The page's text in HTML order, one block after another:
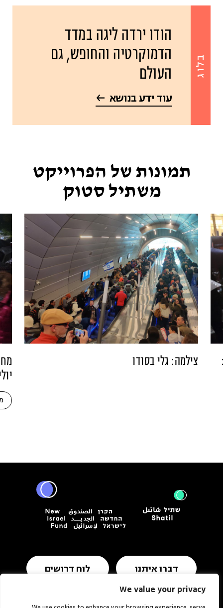
We value your privacy
בלוג
הודו ירדה ליגה במדד
הדמוקרטיה והחופש, גם
העולם
עוד ידע בנושא
תמונות של הפרוייקט
משתיל סטוק
צילמה: גלי בסודו
דברו איתנו לוח דרושים